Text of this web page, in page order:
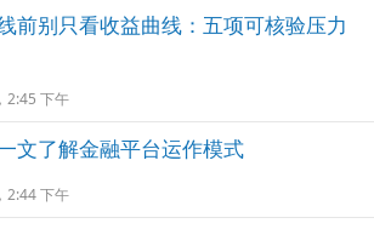
前别只看收益曲线：五项可核验压力
2:45 下午
文了解金融平台运作模式
2:44 下午